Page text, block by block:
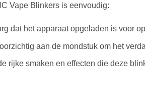
Vape Blinkers is eenvoudig:
dat het apparaat opgeladen is voor
aan de mondstuk om het
rijke smaken en effecten die deze